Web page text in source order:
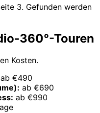
3. Gefunden werden
360°-Touren
Kosten.
ab €490
ab €690
ab €990